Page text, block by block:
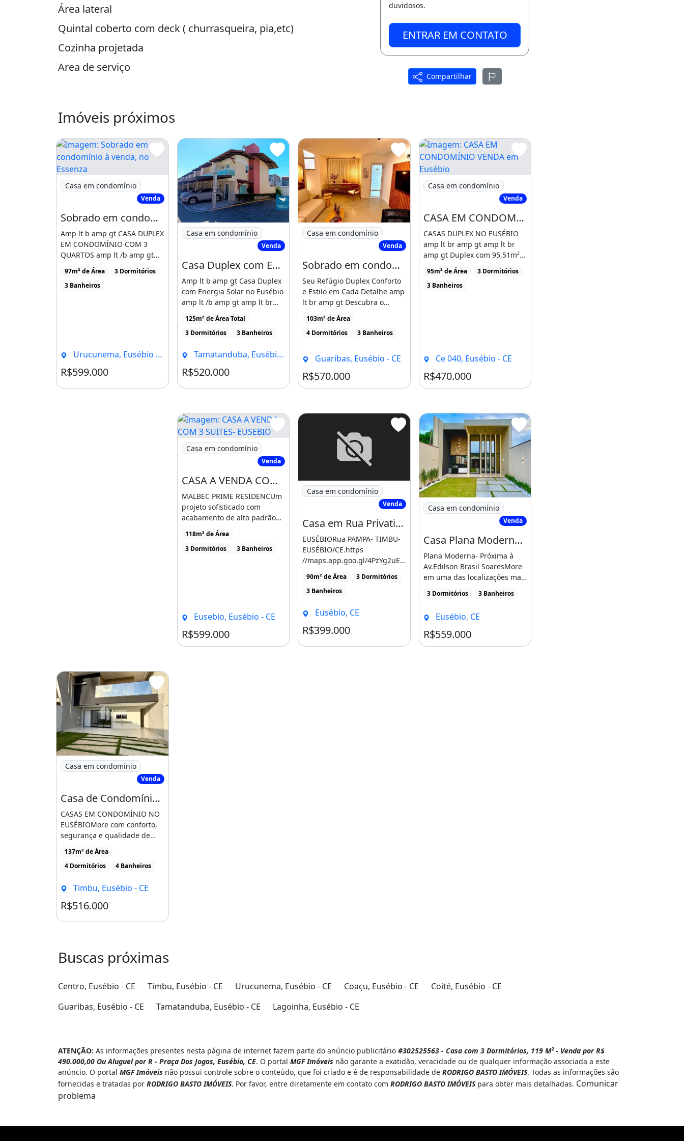
Área lateral
Quintal coberto com deck ( churrasqueira, pia,etc)
Cozinha projetada
Area de serviço
e uma super sacada!!
Lazer com:
Espaço Gourmet
Deck
Sauna
Piscina
Campo telado
Sauna
Solarium
Espaço Gourmet com forno de pizza
e churrasqueira
Espaço Fitness com visão geral da área
Piscina Infantil Incorporada
Varanda
duvidosos.
ENTRAR EM CONTATO
Compartilhar
Imóveis próximos
Imagem: Sobrado em condomínio à venda, no Essenza
Casa em condomínio
Venda
Sobrado em condomínio à venda, no Essenza Residence em Eusébio, Urucunema, com 3
Amp lt b amp gt CASA DUPLEX
EM CONDOMÍNIO COM 3
QUARTOS amp lt /b amp gt
amp lt br amp gt amp lt [...]
97m² de Área
3 Dormitórios
3 Banheiros
Urucunema, Eusébio - CE
R$599.000 Condomínio R$350
Imagem: Casa Duplex com Energia Solar em Condomínio
Casa em condomínio
Venda
Casa Duplex com Energia Solar em Condomínio no Eusébio Próximo aos Shoppings e as
Amp lt b amp gt Casa Duplex
com Energia Solar no Eusébio
amp lt /b amp gt amp lt br
amp gt amp lt [...]
125m² de Área Total
3 Dormitórios
3 Banheiros
Tamatanduba, Eusébio - CE
R$520.000 Condomínio R$700
Imagem: Sobrado em condomínio à venda, no Villa
Casa em condomínio
Venda
Sobrado em condomínio à venda, no Villa Umbria em Eusébio, Guaribas, com 4 quartos
Seu Refúgio Duplex Conforto
e Estilo em Cada Detalhe amp
lt br amp gt Descubra o
prazer de viver [...]
103m² de Área
4 Dormitórios
3 Banheiros
Guaribas, Eusébio - CE
R$570.000
Imagem: CASA EM CONDOMÍNIO VENDA em Eusébio
Casa em condomínio
Venda
CASA EM CONDOMÍNIO VENDA em Eusébio - CE, CE 040
CASAS DUPLEX NO EUSÉBIO
amp lt br amp gt amp lt br
amp gt Duplex com 95,51m² 3
Quartos [...]
95m² de Área
3 Dormitórios
3 Banheiros
Ce 040, Eusébio - CE
R$470.000
Imagem: CASA A VENDA COM 3 SUITES- EUSEBIO
Casa em condomínio
Venda
CASA A VENDA COM 3 SUITES- EUSEBIO
MALBEC PRIME RESIDENCUm
projeto sofisticado com
acabamento de alto padrão
em uma ótima localização [...]
118m² de Área
3 Dormitórios
3 Banheiros
Eusebio, Eusébio - CE
R$599.000
Imagem: Casa em Rua Privativa no Eusébio de 3 Dormitórios
Casa em condomínio
Venda
Casa em Rua Privativa no Eusébio de 3 Dormitórios À 5Km Centro Eusébio no Evidence
EUSÉBIORua PAMPA- TIMBU-
EUSÉBIO/CE.https
//maps.app.goo.gl/4PzYg2uEw
RGX5aWp71,2km ESTRADA DO
FIO2km [...]
90m² de Área
3 Dormitórios
3 Banheiros
Eusébio, CE
R$399.000
Imagem: Casa Plana Moderna - Próxima À Av. Edilson
Casa em condomínio
Venda
Casa Plana Moderna - Próxima À Av. Edilson Brasil Soares, Casa Plana em Fortaleza
Plana Moderna- Próxima à
Av.Edilson Brasil SoaresMore
em uma das localizações mais
3 Dormitórios 3 Banheiros
Eusébio, CE
R$559.000
Imagem: Casa de Condomínio para Vender com 04 Quartos
Casa em condomínio
Venda
Casa de Condomínio para Vender com 04 Quartos 04 Suítes no Bairro Timbu em Eusébio
CASAS EM CONDOMÍNIO NO
EUSÉBIOMore com conforto,
segurança e qualidade de
vida em um dos bairros [...]
137m² de Área
4 Dormitórios
4 Banheiros
Timbu, Eusébio - CE
R$516.000
Buscas próximas
Centro, Eusébio - CE Timbu, Eusébio - CE Urucunema, Eusébio - CE Coaçu, Eusébio - CE
Coité, Eusébio - CE
Guaribas, Eusébio - CE
Tamatanduba, Eusébio - CE Lagoinha, Eusébio - CE
ATENÇÃO: As informações presentes nesta página de internet fazem parte do anúncio publicitário #302525563 - Casa com 3 Dormitórios, 119 M² - Venda por R$
490.000,00 Ou Aluguel por R - Praça Dos Jogos, Eusébio, CE. O portal MGF Imóveis não garante a exatidão, veracidade ou de qualquer informação associada a este
anúncio. O portal MGF Imóveis não possui controle sobre o conteúdo, que foi criado e é de responsabilidade de RODRIGO BASTO IMÓVEIS. Todas as informações são
fornecidas e tratadas por RODRIGO BASTO IMÓVEIS. Por favor, entre diretamente em contato com RODRIGO BASTO IMÓVEISpara obter mais detalhadas. Comunicar
problema